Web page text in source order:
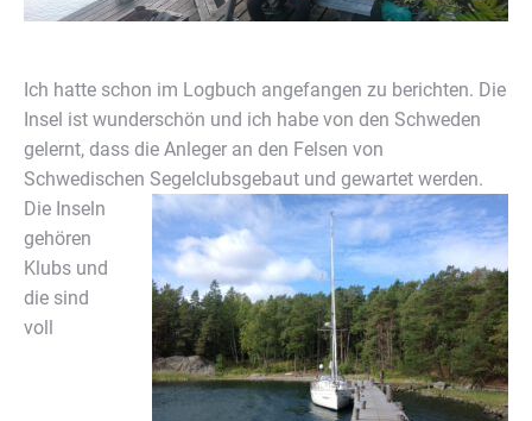
Ich hatte schon im Logbuch angefangen zu berichten. Die
Insel ist wunderschön und ich habe von den Schweden
gelernt, dass die Anleger an den Felsen von
Schwedischen Segelclubsgebaut und gewartet werden.
Die Inseln
gehören
Klubs und
die sind
voll